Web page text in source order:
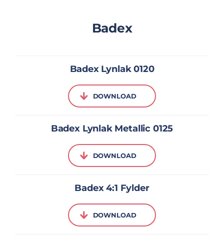
Badex
Badex Lynlak 0120
DOWNLOAD
Badex Lynlak Metallic 0125
DOWNLOAD
Badex 4:1 Fylder
DOWNLOAD